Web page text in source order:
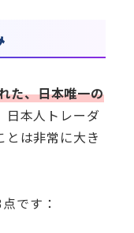
た、日本唯一の
日本人トレーダ
とは非常に大き
です：